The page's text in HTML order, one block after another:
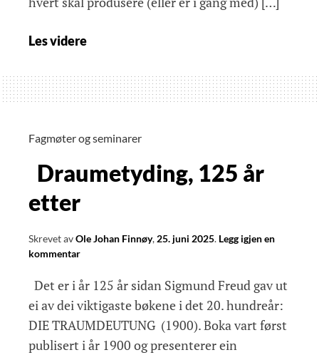
Les videre
og
psykoterapi»
Fagmøter og seminarer
Draumetyding, 125 år
etter
Skrevet avOle Johan Finnøy, 25. juni 2025. Legg igjen en
kommentar
Det er i år 125 år sidan Sigmund Freud gav ut
ei av dei viktigaste bøkene i det 20. hundreår:
DIE TRAUMDEUTUNG (1900). Boka vart først
publisert i år 1900 og presenterer ein